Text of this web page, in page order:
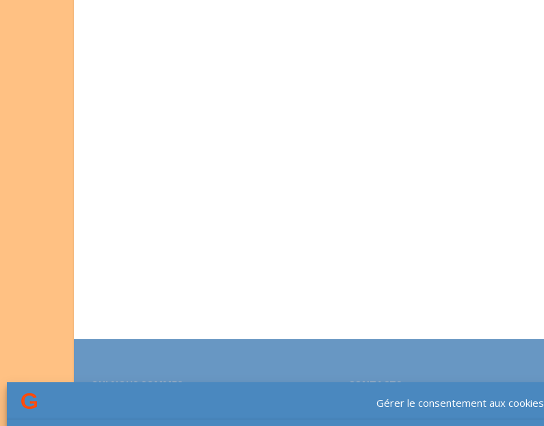
Gérer le consentement aux cookies
QUI NOUS SOMMES CONTACTS